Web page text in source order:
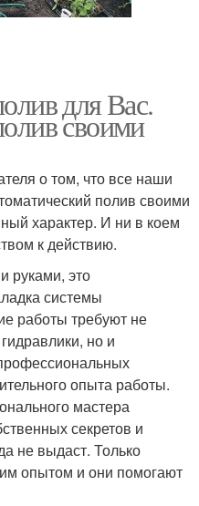
для Вас.
своими
о том, что все наши
полив своими
характер. И ни в коем
к действию.
руками, это
системы
работы требуют не
но и
опыта работы.
мастера
секретов и
не выдаст. Только
опытом и они помогают